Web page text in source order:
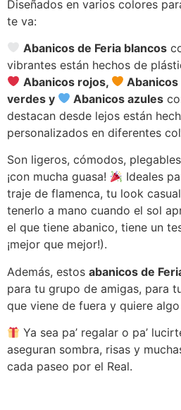
Diseñados en varios colores
te va:
Abanicos de Feria blancos
vibrantes están hechos de
Abanicos rojos,
Abanicos
verdes y
Abanicos azules
destacan desde lejos están
personalizados en diferentes
Son ligeros, cómodos,
¡con mucha guasa!
Ideales
traje de flamenca, tu look
tenerlo a mano cuando el sol
el que tiene abanico, tiene un
¡mejor que mejor!).
Además, estos abanicos de
para tu grupo de amigas, para
que viene de fuera y quiere algo
Ya sea pa’ regalar o pa’
aseguran sombra, risas y
cada paseo por el Real.